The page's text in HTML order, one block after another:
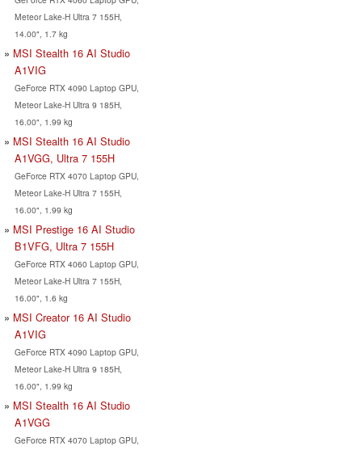
Meteor Lake-H Ultra 7 155H,
14.00", 1.7 kg
MSI Stealth 16 AI Studio
A1VIG
GeForce RTX 4090 Laptop GPU,
Meteor Lake-H Ultra 9 185H,
16.00", 1.99 kg
MSI Stealth 16 AI Studio
A1VGG, Ultra 7 155H
GeForce RTX 4070 Laptop GPU,
Meteor Lake-H Ultra 7 155H,
16.00", 1.99 kg
MSI Prestige 16 AI Studio
B1VFG, Ultra 7 155H
GeForce RTX 4060 Laptop GPU,
Meteor Lake-H Ultra 7 155H,
16.00", 1.6 kg
MSI Creator 16 AI Studio
A1VIG
GeForce RTX 4090 Laptop GPU,
Meteor Lake-H Ultra 9 185H,
16.00", 1.99 kg
MSI Stealth 16 AI Studio
A1VGG
GeForce RTX 4070 Laptop GPU,